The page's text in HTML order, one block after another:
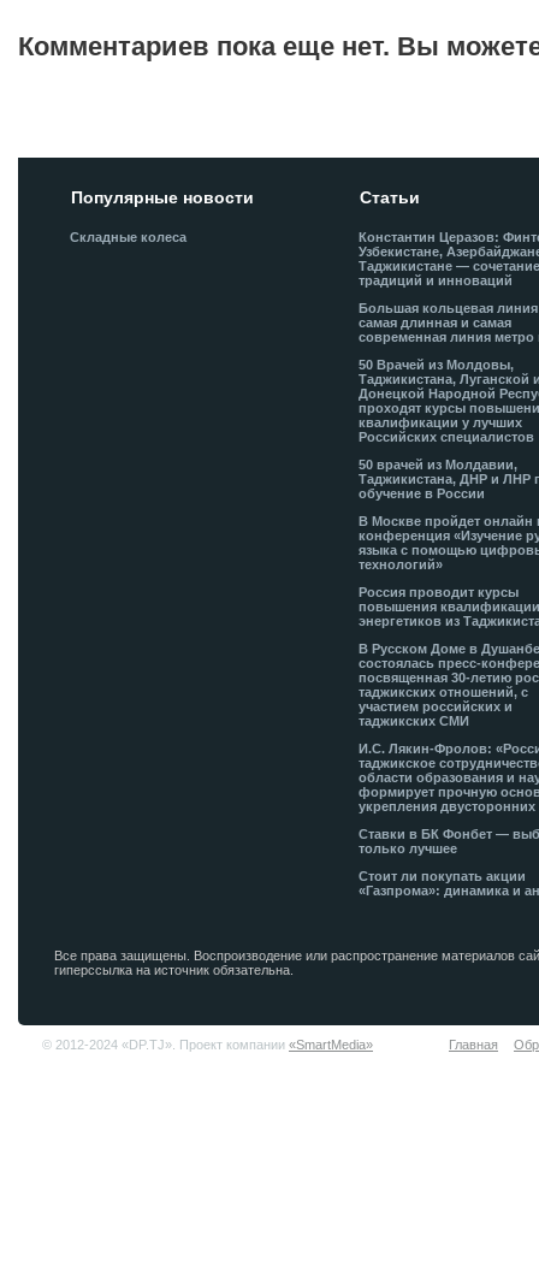
Комментариев пока еще нет. Вы
Популярные новости
Складные колеса
Статьи
Константин Церазов:
Узбекистане,
Таджикистане —
традиций и инноваций
Большая кольцевая
самая длинная и самая
современная линия метро
50 Врачей из Молдовы,
Таджикистана, Луганской
Донецкой Народной
проходят курсы
квалификации у лучших
Российских специалистов
50 врачей из Молдавии,
Таджикистана, ДНР и ЛНР
обучение в России
В Москве пройдет онлайн
конференция «Изучение
языка с помощью
технологий»
Россия проводит курсы
повышения
энергетиков из
В Русском Доме в
состоялась пресс-
посвященная 30-летию
таджикских отношений, с
участием российских и
таджикских СМИ
И.С. Лякин-Фролов:
таджикское
области образования и
формирует прочную
укрепления двусторонних
Ставки в БК Фонбет —
только лучшее
Стоит ли покупать акции
«Газпрома»: динамика и
Все права защищены. Воспроизводение или распространение материалов
гиперссылка на источник обязательна.
© 2012-2024 «DP.TJ». Проект компании «SmartMedia» Главная